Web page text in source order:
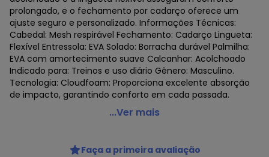
prolongado, e o fechamento por cadarço oferece um
ajuste seguro e personalizado. Informações Técnicas:
Cabedal: Mesh respirável Fechamento: Cadarço Lingueta:
Flexível Entressola: EVA Solado: Borracha durável Palmilha:
EVA com amortecimento suave Calcanhar: Acolchoado
Indicado para: Treinos e uso diário Gênero: Masculino.
Tecnologia: Cloudfoam: Proporciona excelente absorção
de impacto, garantindo conforto em cada passada.
Adidas - Tênis Adidas Run 50s Masculino Azul
...Ver mais
Faça a primeira avaliação